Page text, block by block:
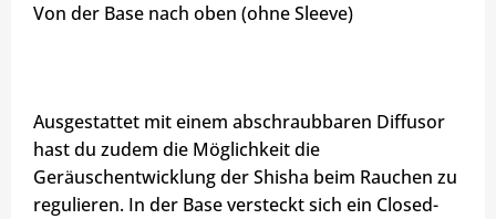
Von der Base nach oben (ohne Sleeve)
Ausgestattet mit einem abschraubbaren Diffusor
hast du zudem die Möglichkeit die
Geräuschentwicklung der Shisha beim Rauchen zu
regulieren. In der Base versteckt sich ein Closed-